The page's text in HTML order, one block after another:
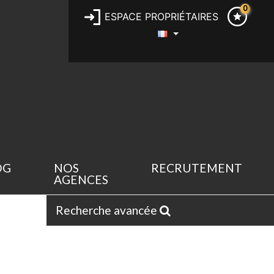
ESPACE PROPRIÉTAIRES
0
NOS
AGENCES
RECRUTEMENT
Recherche avancée